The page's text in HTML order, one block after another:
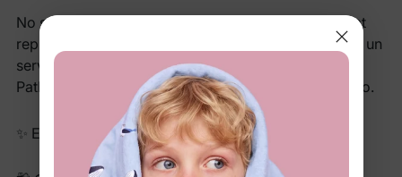
No se trata solo de ropa bonita: para LeTresa, PatPat
representa alegría asequible, recuerdos hermosos y un
servicio excepcional. Ha visto crecer a su hija en
PatPat durante dos años, y los elogios no han parado.
✨ Estilos de moda que siguen el ritmo de Toot